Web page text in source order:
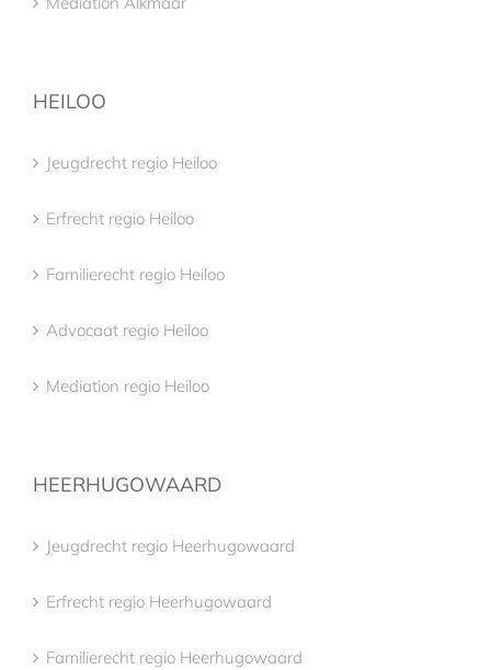
HEILOO
Jeugdrecht regio Heiloo
Erfrecht regio Heiloo
Familierecht regio Heiloo
Advocaat regio Heiloo
Mediation regio Heiloo
HEERHUGOWAARD
Jeugdrecht regio Heerhugowaard
Erfrecht regio Heerhugowaard
Familierecht regio Heerhugowaard